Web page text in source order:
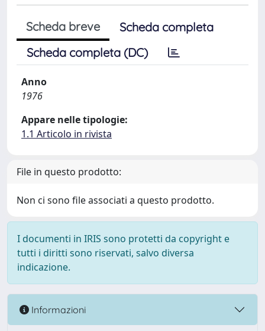
Scheda breve
Scheda completa
Scheda completa (DC)
Anno
1976
Appare nelle tipologie:
1.1 Articolo in rivista
File in questo prodotto:
Non ci sono file associati a questo prodotto.
I documenti in IRIS sono protetti da copyright e
tutti i diritti sono riservati, salvo diversa
indicazione.
Informazioni